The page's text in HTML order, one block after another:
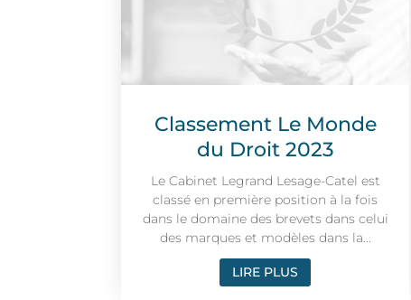
Classement Le Monde
du Droit 2023
Le Cabinet Legrand Lesage-Catel est
classé en première position à la fois
dans le domaine des brevets dans celui
des marques et modèles dans la...
LIRE PLUS